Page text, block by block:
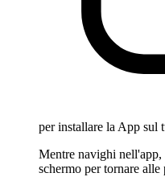
per installare la App sul
Mentre navighi nell'app,
schermo per tornare alle